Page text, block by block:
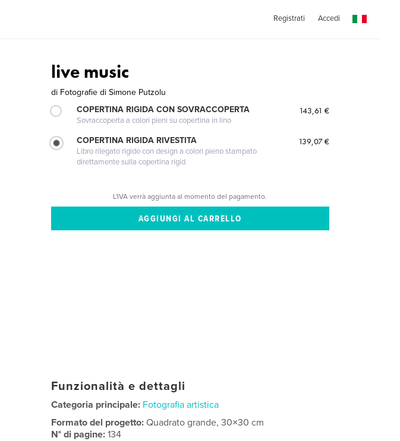
Registrati Accedi
live music
di Fotografie di Simone Putzolu
COPERTINA RIGIDA CON SOVRACCOPERTA
Sovraccoperta a colori pieni su copertina in lino
143,61 €
COPERTINA RIGIDA RIVESTITA
Libro rilegato rigido con design a colori pieno stampato
direttamente sulla copertina rigid
139,07 €
L'IVA verrà aggiunta al momento del pagamento.
Funzionalità e dettagli
Categoria principale: Fotografia artistica
Formato del progetto:Quadrato grande, 30×30 cm
N° di pagine:134